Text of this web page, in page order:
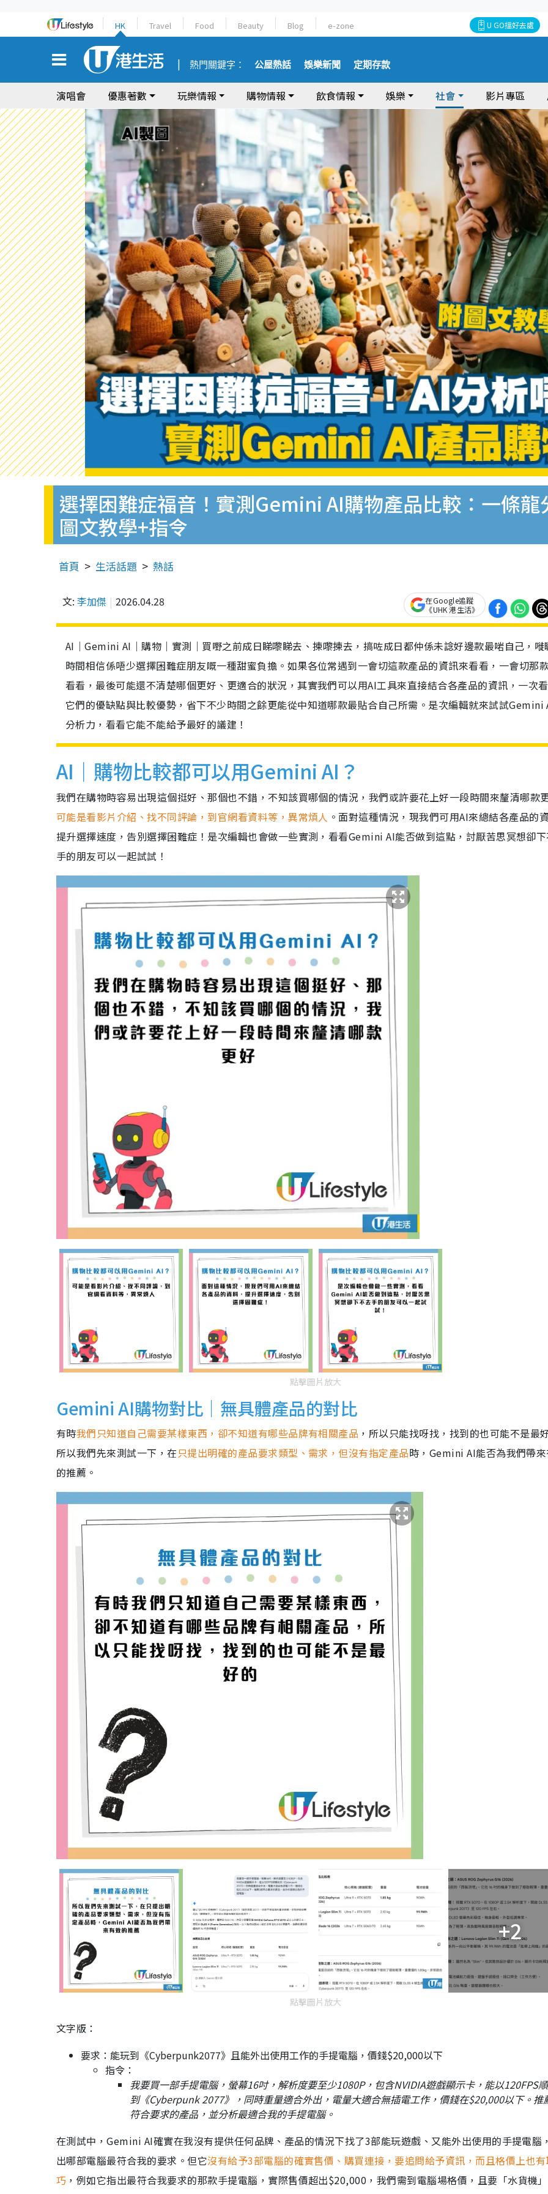
HK Travel Food Beauty Blog e-zone U GO搵好去處
熱門關鍵字： 公屋熱話 娛樂新聞 定期存款
演唱會 優惠著數 玩樂情報 購物情報 飲食情報 娛樂 社會 影片專區
選擇困難症福音！實測Gemini AI購物產品比較：一條
圖文教學+指令
首頁 生活話題 熱話
文: 李加傑 2026.04.28
在Google追蹤
《UHK 港生活》
AI｜Gemini AI｜購物｜實測｜買嘢之前成日睇嚟睇去、揀嚟揀去，搞咗成日都仲係未諗好邊款最啱自己，嘥
時間相信係唔少選擇困難症朋友嘅一種甜蜜負擔。如果各位常遇到一會切這款產品的資訊來看看，一會切那
看看，最後可能還不清楚哪個更好、更適合的狀況，其實我們可以用AI工具來直接結合各產品的資訊，一次
它們的優缺點與比較優勢，省下不少時間之餘更能從中知道哪款最貼合自己所需。是次編輯就來試試Gemini
分析力，看看它能不能給予最好的議建！
AI｜購物比較都可以用Gemini AI？
我們在購物時容易出現這個挺好、那個也不錯，不知該買哪個的情況，我們或許要花上好一段時間來釐清哪款
可能是看影片介紹、找不同評論，到官網看資料等，異常煩人 。面對這種情況，現我們可用AI來總結各產品的
提升選擇速度，告別選擇困難症！是次編輯也會做一些實測，看看Gemini AI能否做到這點，討厭苦思冥想卻
手的朋友可以一起試試！
點擊圖片放大
Gemini AI購物對比｜無具體產品的對比
有時我們只知道自己需要某樣東西，卻不知道有哪些品牌有相關產品 ，所以只能找呀找，找到的也可能不是最
所以我們先來測試一下，在只提出明確的產品要求類型、需求，但沒有指定產品時，Gemini AI能否為我們帶
的推薦。
+2
點擊圖片放大
文字版：
要求：能玩到《Cyberpunk2077》且能外出使用工作的手提電腦，價錢$20,000以下
指令：
我要買一部手提電腦，螢幕16吋，解析度要至少1080P，包含NVIDIA遊戲顯示卡，能以120FPS
到《Cyberpunk 2077》，同時重量適合外出，電量大適合無插電工作，價錢在$20,000以下。推
符合要求的產品，並分析最適合我的手提電腦。
在測試中，Gemini AI確實在我沒有提供任何品牌、產品的情況下找了3部能玩遊戲、又能外出使用的手提電腦
出哪部電腦最符合我的要求。但它沒有給予3部電腦的確實售價、購買連接，要追問給予資訊，而且格價上也
巧 ，例如它指出最符合我要求的那款手提電腦，實際售價超出$20,000，我們需到電腦場格價，且要「水貨機